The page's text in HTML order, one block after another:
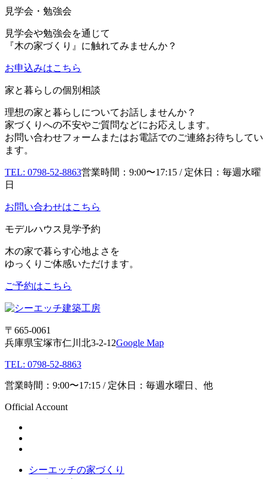
見学会・勉強会
見学会や勉強会を通じて
『木の家づくり』に触れてみませんか？
お申込みはこちら
家と暮らしの個別相談
理想の家と暮らしについてお話しませんか？
家づくりへの不安やご質問などにお応えします。
お問い合わせフォームまたはお電話でのご連絡お待ちしてい
ます。
TEL: 0798-52-8863営業時間：9:00〜17:15 / 定休日：毎週水曜
日
お問い合わせはこちら
モデルハウス見学予約
木の家で暮らす心地よさを
ゆっくりご体感いただけます。
ご予約はこちら
〒665-0061
兵庫県宝塚市仁川北3-2-12Google Map
TEL: 0798-52-8863
営業時間：9:00〜17:15 / 定休日：毎週水曜日、他
Official Account
シーエッチの家づくり